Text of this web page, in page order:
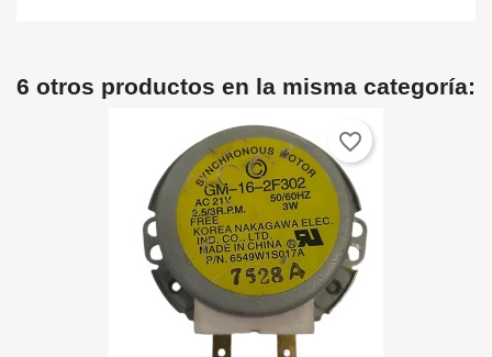
6 otros productos en la misma categoría:
favorite_border